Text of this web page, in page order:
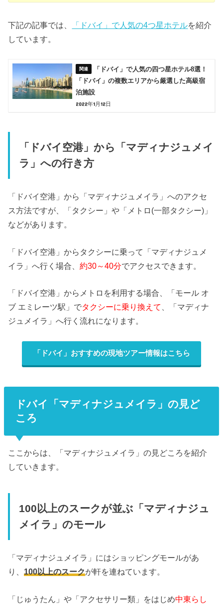
下記の記事では、 「ドバイ」で人気の4つ星ホテルを紹介
しています。
「ドバイ」で人気の四つ星ホテル8選！
「ドバイ」の複数エリアから厳選した高級宿
泊施設
2022年1月12日
「ドバイ空港」から「マディナジュメイ
ラ」への行き方
「ドバイ空港」から「マディナジュメイラ」へのアクセ
ス方法ですが、「タクシー」や「メトロ(一部タクシー)」
などがあります。
「ドバイ空港」からタクシーに乗って「マディナジュメ
イラ」へ行く場合、約30～40分でアクセスできます。
「ドバイ空港」からメトロを利用する場合、「モール オ
ブ エミレーツ駅」でタクシーに乗り換えて
、「マディナ
ジュメイラ」へ行く流れになります。
「ドバイ」おすすめの現地ツアー情報はこちら
ドバイ「マディナジュメイラ」の見ど
ころ
ここからは、「マディナジュメイラ」の見どころを紹介
していきます。
100以上のスークが並ぶ「マディナジュ
メイラ」のモール
「マディナジュメイラ」にはショッピングモールがあ
り、100以上のスークが軒を連ねています。
「じゅうたん」や「アクセサリー類」をはじめ中東らし